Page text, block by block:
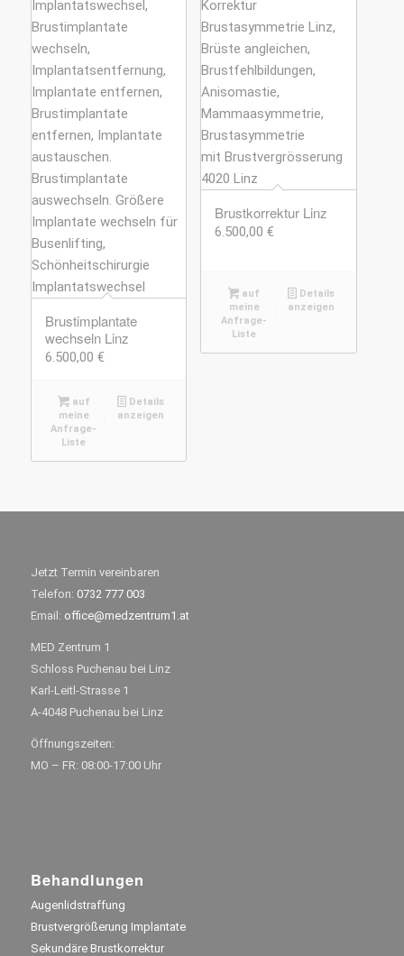
Brustimplantate
wechseln Linz
6.500,00 €
auf
meine
Anfrage-
Liste
Details
anzeigen
Brustkorrektur Linz
6.500,00€
auf
meine
Anfrage-
Liste
Details
anzeigen
Jetzt Termin vereinbaren
Telefon: 0732 777 003
Email: office@medzentrum1.at
MED Zentrum 1
Schloss Puchenau bei Linz
Karl-Leitl-Strasse 1
A-4048 Puchenau bei Linz
Öffnungszeiten:
MO – FR: 08:00-17:00 Uhr
Behandlungen
Augenlidstraffung
Brustvergrößerung Implantate
Sekundäre Brustkorrektur